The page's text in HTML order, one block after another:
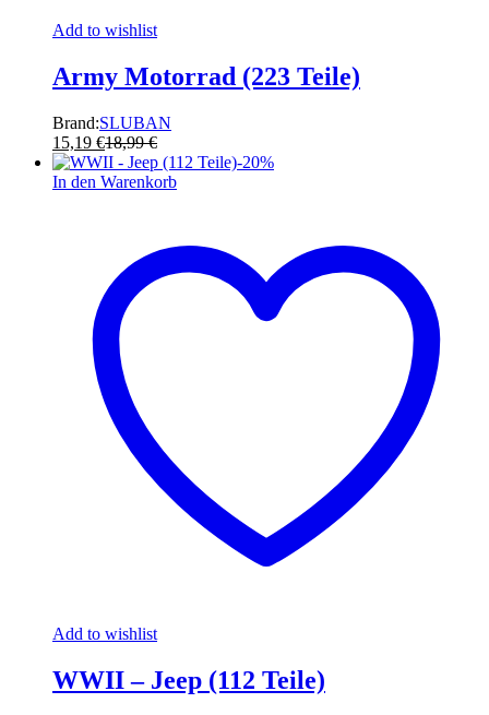
Add to wishlist
Army Motorrad (223 Teile)
Brand:SLUBAN
15,19 €18,99€
-20%
In den Warenkorb
Add to wishlist
WWII – Jeep (112 Teile)